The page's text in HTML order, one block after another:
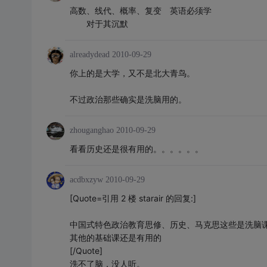
高数、线代、概率、复变 英语必须学
对于其沉默
alreadydead 2010-09-29
你上的是大学，又不是北大青鸟。
不过政治那些确实是洗脑用的。
zhouganghao 2010-09-29
看看历史还是很有用的。。。。。。
acdbxzyw 2010-09-29
[Quote=引用 2 楼 starair 的回复:]
中国式特色政治教育思修、历史、马克思这些是洗脑
其他的基础课还是有用的
[/Quote]
洗不了脑，没人听。